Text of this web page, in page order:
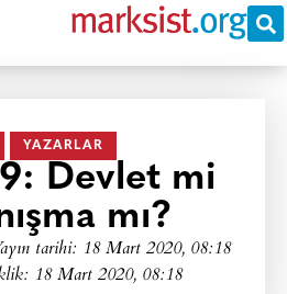
YAZARLAR
Devlet mi
mı?
tarihi: 18 Mart 2020, 08:18
18 Mart 2020, 08:18